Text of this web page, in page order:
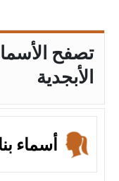
تصفح
الأبجدية
أسماء